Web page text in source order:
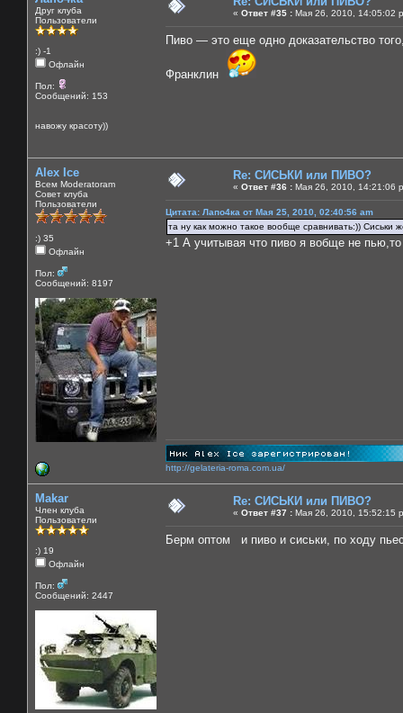
Друг клуба
Пользователи
:) -1
Офлайн
Пол:
Сообщений: 153
навожу красоту))
« Ответ #35 : Мая 26, 2010, 14:05:02
Пиво — это еще одно доказательство
Франклин
Alex Ice
Всем Moderatoram
Совет клуба
Пользователи
:) 35
Офлайн
Пол:
Сообщений: 8197
Re: СИСЬКИ или ПИВО?
« Ответ #36 : Мая 26, 2010, 14:21:06
Цитата: Лапо4ка от Мая 25, 2010, 02:40:56 am
та ну как можно такое вообще сравнивать:)) Сиськи
+1 А учитывая что пиво я вобще не
http://gelateria-roma.com.ua/
Makar
Член клуба
Пользователи
:) 19
Офлайн
Пол:
Сообщений: 2447
Re: СИСЬКИ или ПИВО?
« Ответ #37 : Мая 26, 2010, 15:52:15
Берм оптом и пиво и сиськи, по ходу